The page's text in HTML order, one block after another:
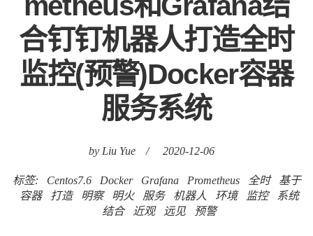
合钉钉机器人打造全时
监控(预警)Docker容器
服务系统
by Liu Yue / 2020-12-06
标签: Centos7.6 Docker Grafana Prometheus 全时
基于
容器
打造 明察 明火 服务 机器人 环境 监控
系统
结合
近观 远见 预警